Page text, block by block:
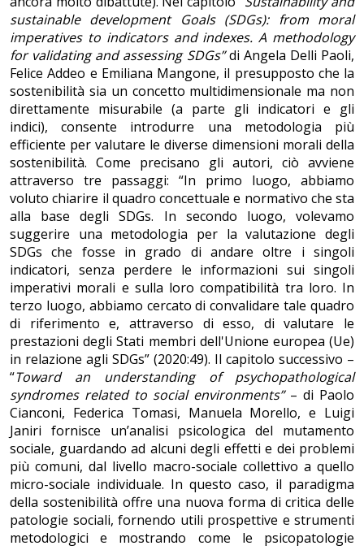
sustainable development Goals (SDGs): from moral
imperatives to indicators and indexes.A methodology
for validating and assessing SDGs”di Angela Delli Paoli,
Felice Addeo e Emiliana Mangone, il presupposto che la
sostenibilità sia un concetto multidimensionale ma non
direttamente misurabile (a parte gli indicatori e gli
indici), consente introdurre una metodologia più
efficiente per valutare le diverse dimensioni morali della
sostenibilità. Come precisano gli autori, ciò avviene
attraverso tre passaggi: “In primo luogo, abbiamo
voluto chiarire il quadro concettuale e normativo che sta
alla base degli SDGs. In secondo luogo, volevamo
suggerire una metodologia per la valutazione degli
SDGs che fosse in grado di andare oltre i singoli
indicatori, senza perdere le informazioni sui singoli
imperativi morali e sulla loro compatibilità tra loro. In
terzo luogo, abbiamo cercato di convalidare tale quadro
di riferimento e, attraverso di esso, di valutare le
prestazioni degli Stati membri dell'Unione europea (Ue)
in relazione agli SDGs” (2020:49). Il capitolo successivo –
“Toward an understanding of psychopathological
syndromes related to social environments” – di Paolo
Cianconi, Federica Tomasi, Manuela Morello, e Luigi
Janiri fornisce un’analisi psicologica del mutamento
sociale, guardando ad alcuni degli effetti e dei problemi
più comuni, dal livello macro-sociale collettivo a quello
micro-sociale individuale. In questo caso, il paradigma
della sostenibilità offre una nuova forma di critica delle
patologie sociali, fornendo utili prospettive e strumenti
metodologici e mostrando come le psicopatologie